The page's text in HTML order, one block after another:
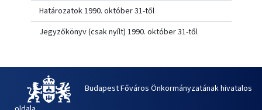
Határozatok 1990. október 31-től
Jegyzőkönyv (csak nyílt) 1990. október 31-től
Budapest Főváros Önkormányzatának hivatalos